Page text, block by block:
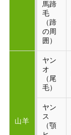
馬蹄
毛
（蹄
の周
囲）
山羊
ヤン
オ
（尾
毛）
ヤン
ス
（顎